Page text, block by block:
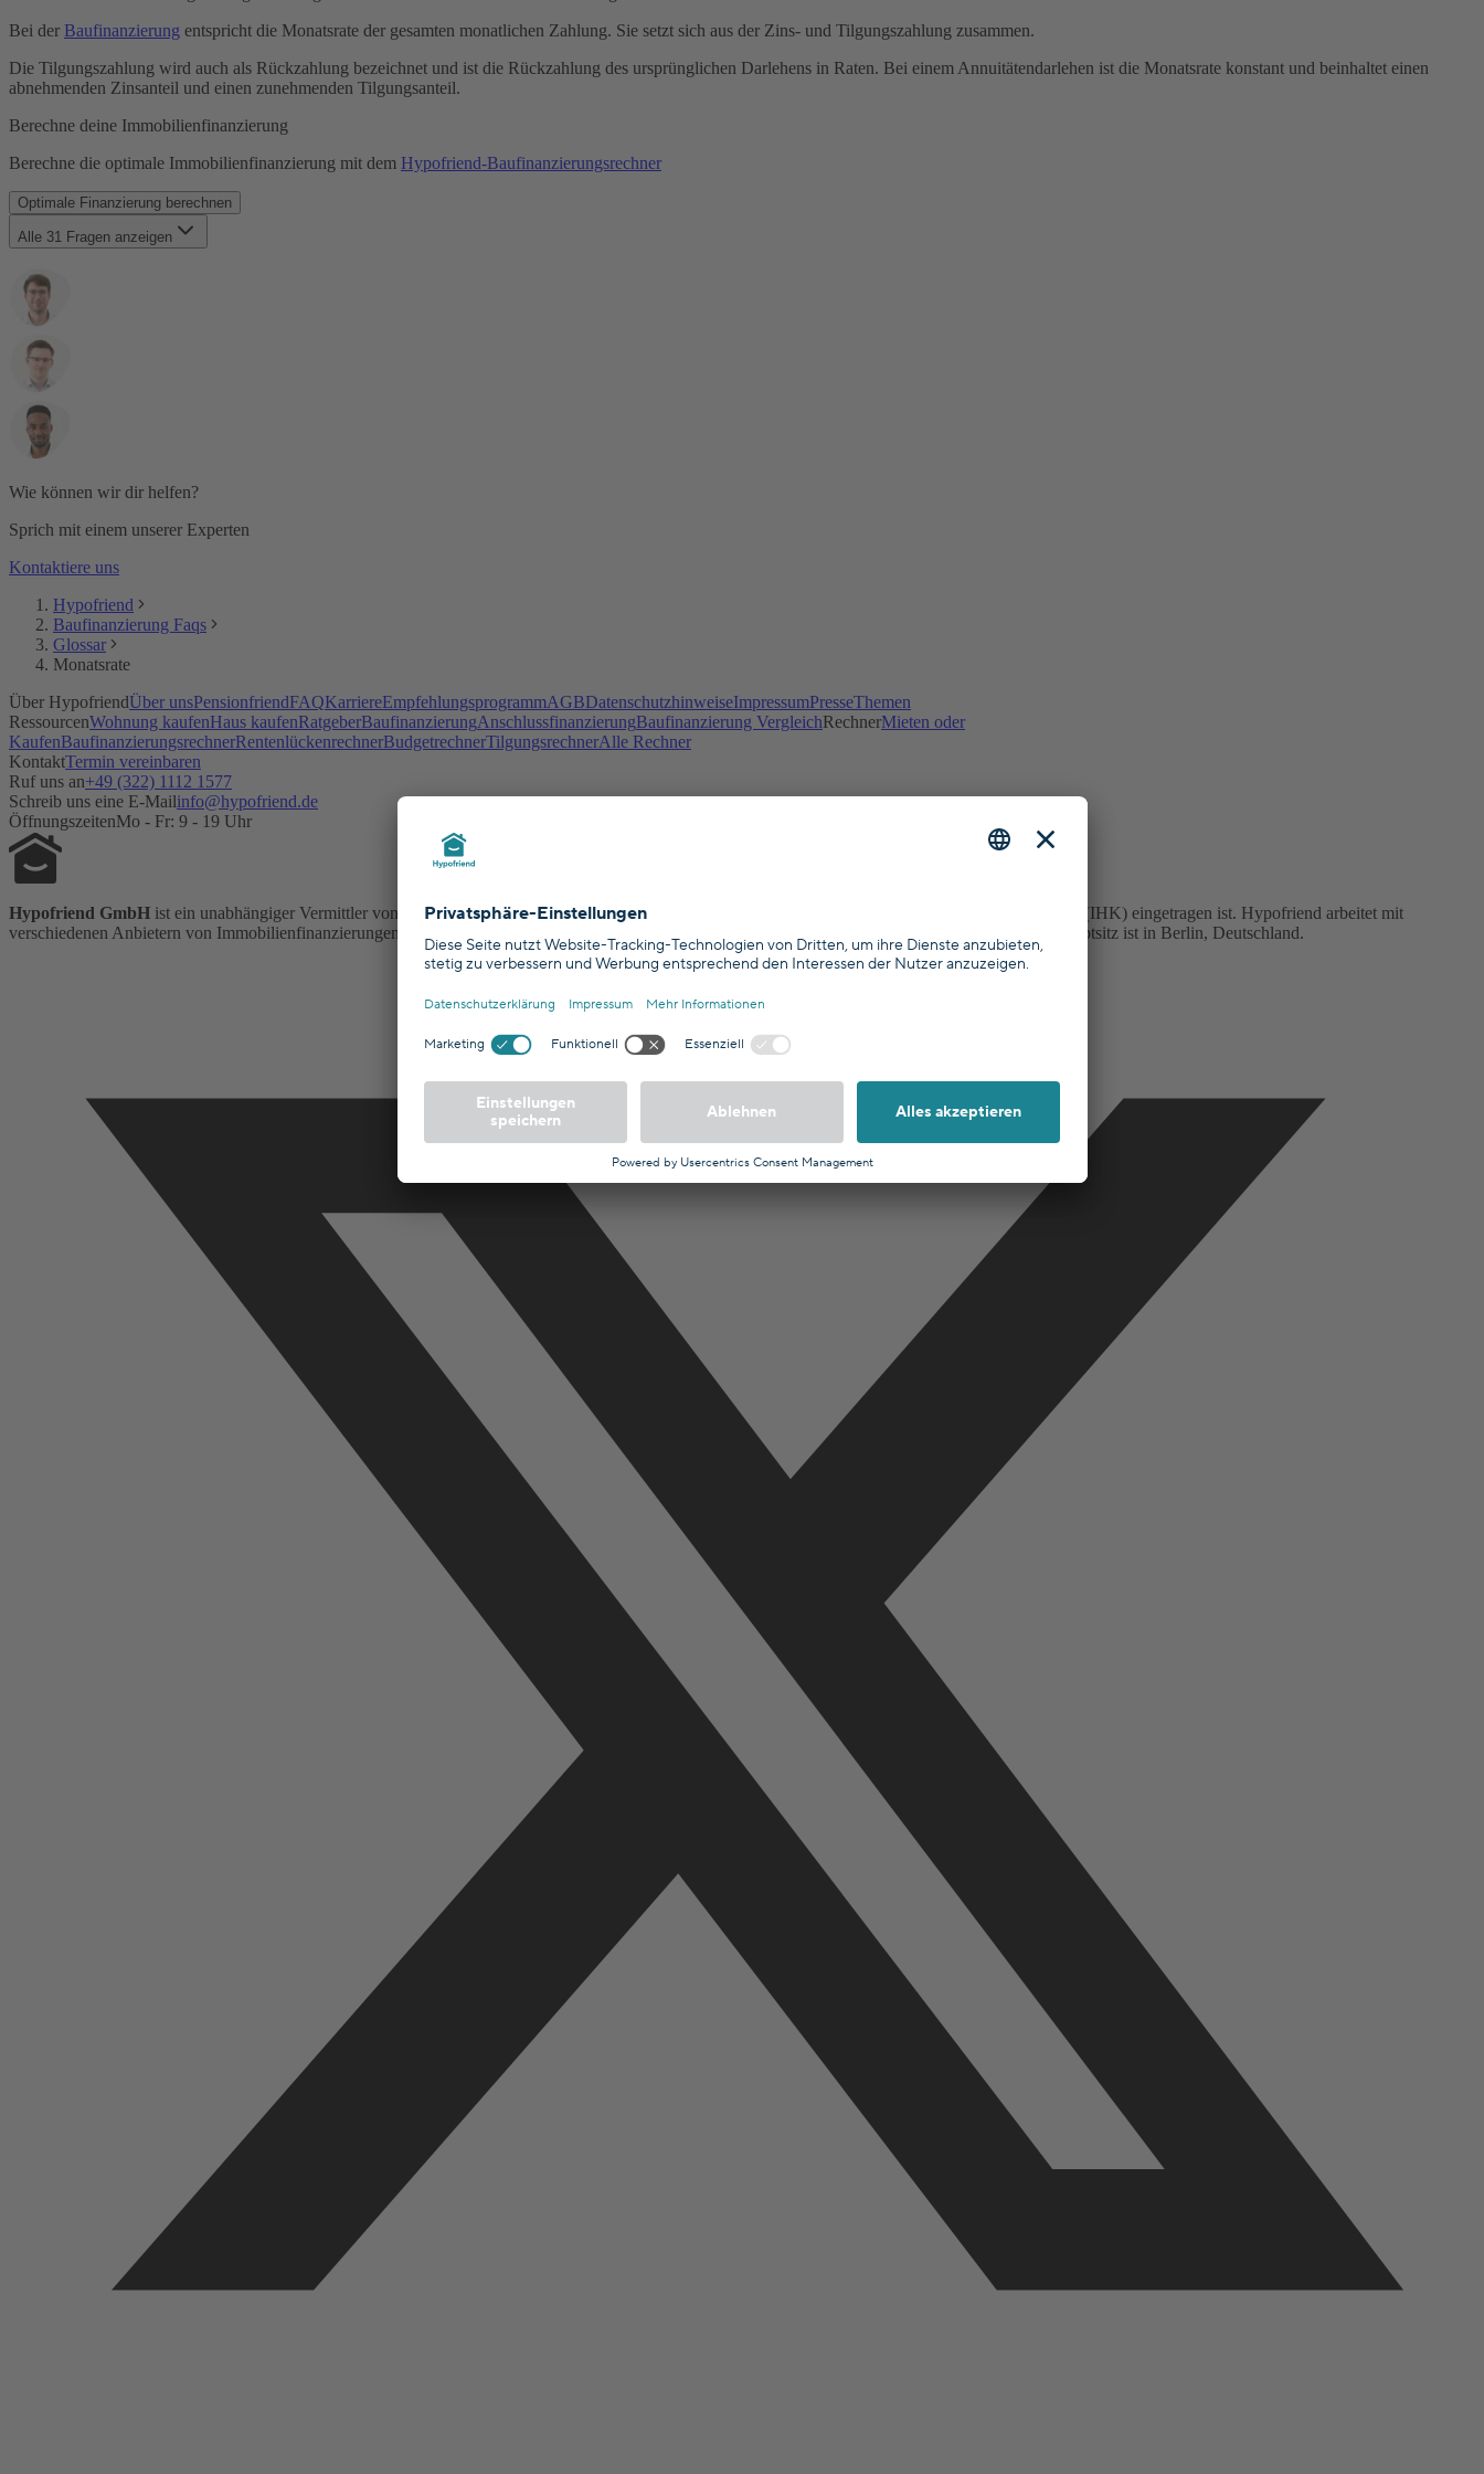
Forward-Darlehen
Grundbuch
Grunderwerbsteuer
Grundschuld
Grundsteuer
Haushaltsrechnung
Immobilienfinanzierung
Kaufnebenkosten
KfW-Förderung
Laufzeit
Maklergebühr
SCHUFA
Bei der Baufinanzierung entspricht die Monatsrate der gesamten monatlichen Zahlung. Sie setzt sich aus der Zins- und Tilgungszahlung zusammen.
Die Tilgungszahlung wird auch als Rückzahlung bezeichnet und ist die Rückzahlung des ursprünglichen Darlehens in Raten. Bei einem Annuitätendarlehen ist die Monatsrate konstant und beinhaltet einen
abnehmenden Zinsanteil und einen zunehmenden Tilgungsanteil.
Berechne deine Immobilienfinanzierung
Berechne die optimale Immobilienfinanzierung mit dem Hypofriend-Baufinanzierungsrechner
Optimale Finanzierung berechnen
Alle 31 Fragen anzeigen
Wie können wir dir helfen?
Sprich mit einem unserer Experten
Kontaktiere uns
Hypofriend
Baufinanzierung Faqs
Glossar
Monatsrate
Über HypofriendÜber unsPensionfriendFAQKarriereEmpfehlungsprogrammAGBDatenschutzhinweiseImpressumPresseThemen
RessourcenWohnung kaufenHaus kaufenRatgeberBaufinanzierungAnschlussfinanzierungBaufinanzierung VergleichRechnerMieten oder
KaufenBaufinanzierungsrechnerRentenlückenrechnerBudgetrechnerTilgungsrechnerAlle Rechner
KontaktTermin vereinbaren
Ruf uns an+49 (322) 1112 1577
Schreib uns eine E-Mailinfo@hypofriend.de
ÖffnungszeitenMo - Fr: 9 - 19 Uhr
Hypofriend GmbH ist ein unabhängiger Vermittler von Immobilienfinanzierungen und Versicherungen, der bei der Industrie- und Handelskammer Berlin (IHK) eingetragen ist. Hypofriend arbeitet mit
verschiedenen Anbietern von Immobilienfinanzierungen und Versicherungen zusammen, um deine finanziellen Ziele optimal zu verwirklichen. Unser Hauptsitz ist in Berlin, Deutschland.